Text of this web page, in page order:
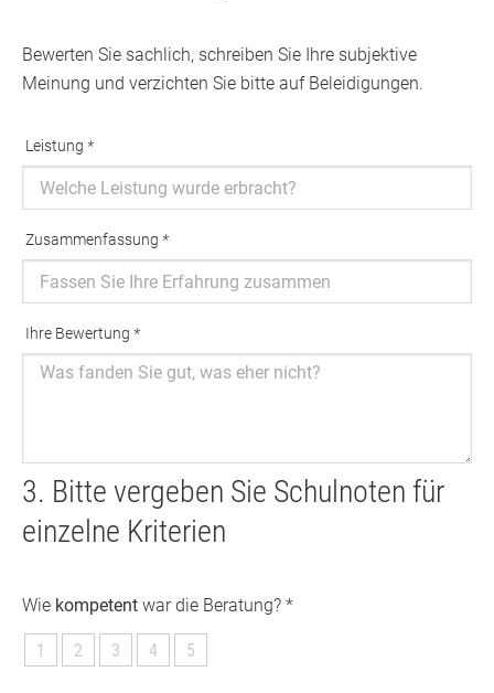
Bewerten Sie sachlich, schreiben Sie Ihre subjektive
Meinung und verzichten Sie bitte auf Beleidigungen.
Leistung *
Ausfüllen erforderlich
Zusammenfassung *
Ausfüllen erforderlich
Ihre Bewertung *
Ausfüllen erforderlich
3. Bitte vergeben Sie Schulnoten für
einzelne Kriterien
Wie kompetent war die Beratung? *
1 2 3 4 5